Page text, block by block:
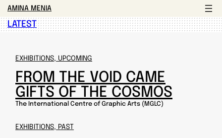
AMINA MENIA
LATEST
EXHIBITIONS, UPCOMING
FROM THE VOID CAME
GIFTS OF THE COSMOS
The International Centre of Graphic Arts (MGLC)
EXHIBITIONS, PAST